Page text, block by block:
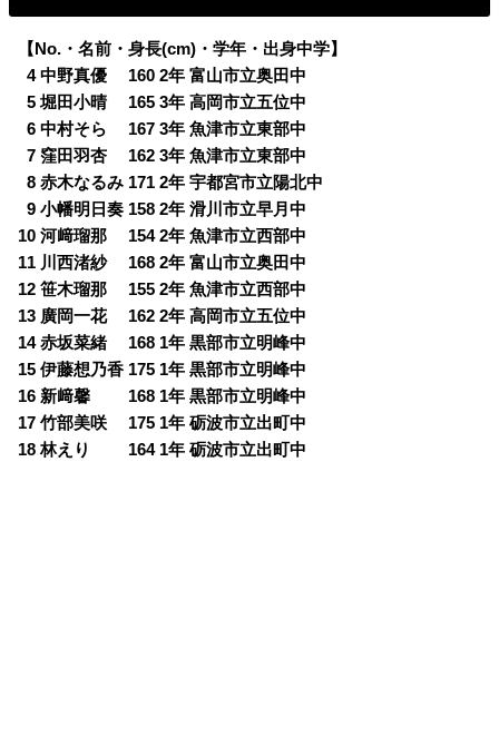
【No.・名前・身長(cm)・学年・出身中学】
04 中野真優 160 2年 富山市立奥田中
05 堀田小晴 165 3年 高岡市立五位中
06 中村そら 167 3年 魚津市立東部中
07 窪田羽杏 162 3年 魚津市立東部中
08 赤木なるみ 171 2年 宇都宮市立陽北中
09 小幡明日奏 158 2年 滑川市立早月中
10 河﨑瑠那 154 2年 魚津市立西部中
11 川西渚紗 168 2年 富山市立奥田中
12 笹木瑠那 155 2年 魚津市立西部中
13 廣岡一花 162 2年 高岡市立五位中
14 赤坂菜緒 168 1年 黒部市立明峰中
15 伊藤想乃香 175 1年 黒部市立明峰中
16 新﨑馨 168 1年 黒部市立明峰中
17 竹部美咲 175 1年 砺波市立出町中
18 林えり 164 1年 砺波市立出町中